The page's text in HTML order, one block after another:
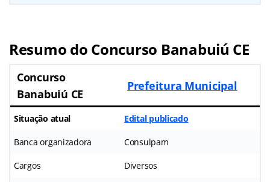
Resumo do Concurso Banabuiú CE
Concurso
Banabuiú CE
Prefeitura Municipal
Situação atual Edital publicado
Banca organizadora Consulpam
Cargos Diversos